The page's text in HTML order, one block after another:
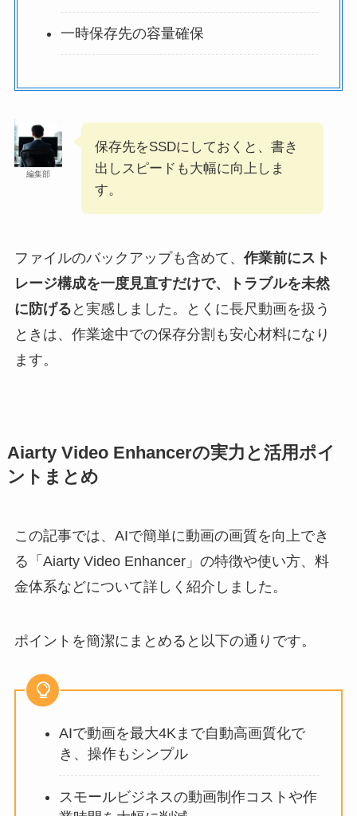
一時保存先の容量確保
編集部
保存先をSSDにしておくと、書き
出しスピードも大幅に向上しま
す。
ファイルのバックアップも含めて、 作業前にスト
レージ構成を一度見直すだけで、トラブルを未然
に防げる と実感しました。とくに長尺動画を扱う
ときは、作業途中での保存分割も安心材料になり
ます。
Aiarty Video Enhancerの実力と活用ポイ
ントまとめ
この記事では、AIで簡単に動画の画質を向上でき
る「Aiarty Video Enhancer」の特徴や使い方、料
金体系などについて詳しく紹介しました。
ポイントを簡潔にまとめると以下の通りです。
AIで動画を最大4Kまで自動高画質化で
き、操作もシンプル
スモールビジネスの動画制作コストや作